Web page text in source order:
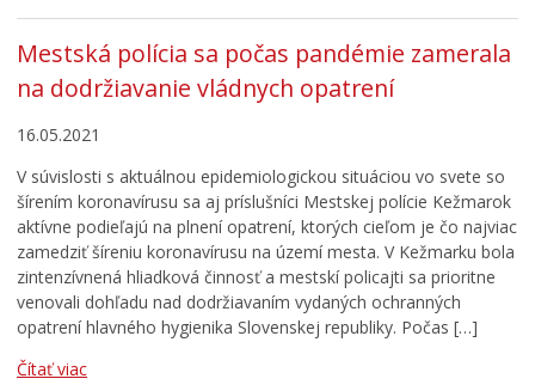
Mestská polícia sa počas pandémie zamerala
na dodržiavanie vládnych opatrení
16.05.2021
V súvislosti s aktuálnou epidemiologickou situáciou vo svete so
šírením koronavírusu sa aj príslušníci Mestskej polície Kežmarok
aktívne podieľajú na plnení opatrení, ktorých cieľom je čo najviac
zamedziť šíreniu koronavírusu na území mesta. V Kežmarku bola
zintenzívnená hliadková činnosť a mestskí policajti sa prioritne
venovali dohľadu nad dodržiavaním vydaných ochranných
opatrení hlavného hygienika Slovenskej republiky. Počas […]
Čítať viac